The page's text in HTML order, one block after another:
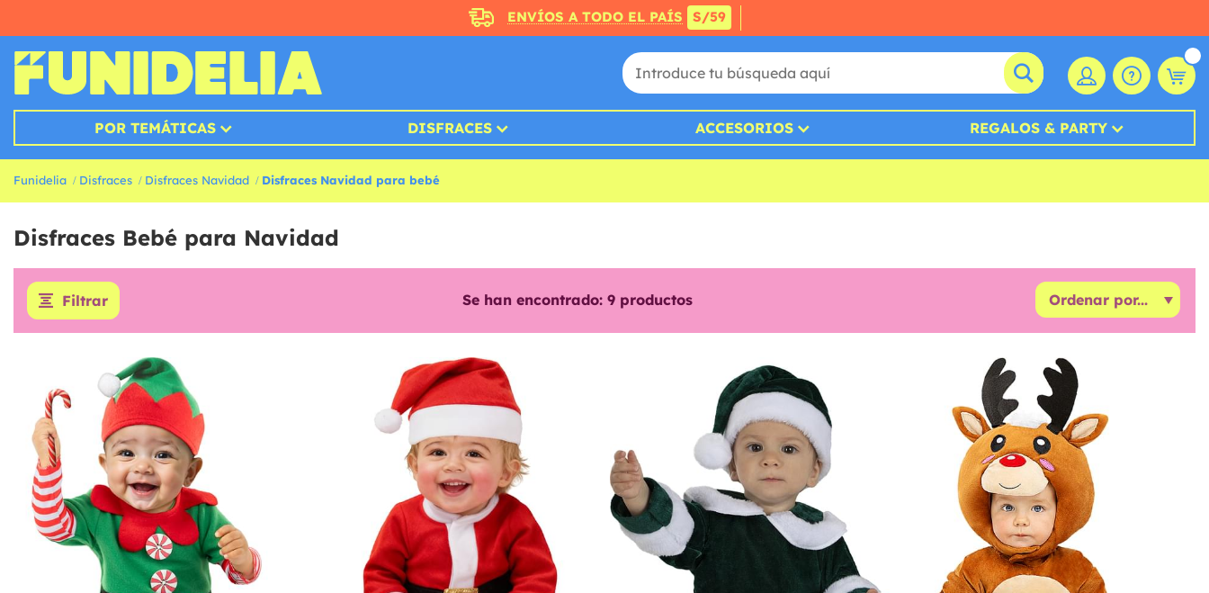
ENVÍOS A TODO EL PAÍS S/59
POR TEMÁTICAS DISFRACES ACCESORIOS REGALOS & PARTY
Funidelia Disfraces Disfraces Navidad Disfraces Navidad para bebé
Disfraces Bebé para Navidad
Filtrar Se han encontrado: 9 productos